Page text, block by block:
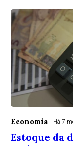
Economia Há 7
Estoque da